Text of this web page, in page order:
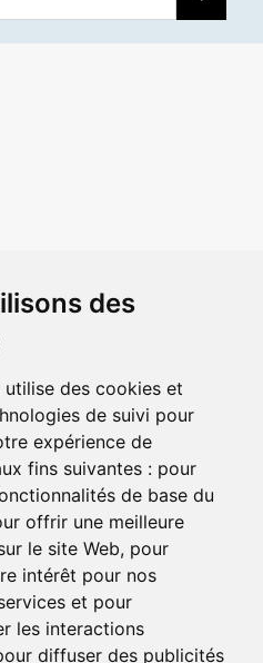
des
utilise des cookies et
de suivi pour
expérience de
fins suivantes : pour
de base du
offrir une meilleure
le site Web, pour
intérêt pour nos
et pour
les interactions
diffuser des publicités
Harmonie.